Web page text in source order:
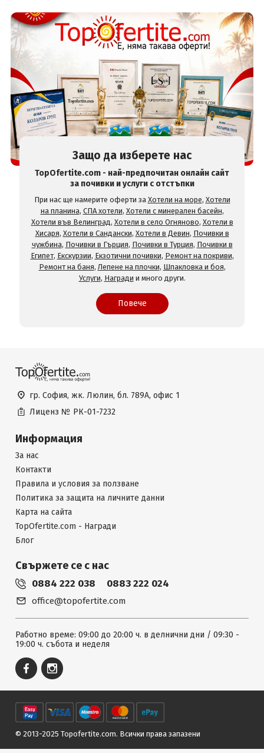
Защо да изберете нас
TopOfertite.com - най-предпочитан онлайн сайт
за почивки и услуги с отстъпки
При нас ще намерите оферти за Хотели на море, Хотели
на планина, СПА хотели, Хотели с минерален басейн,
Хотели във Велинград, Хотели в село Огняново, Хотели в
Хисаря, Хотели в Сандански, Хотели в Девин, Почивки в
чужбина, Почивки в Гърция, Почивки в Турция, Почивки в
Египет, Екскурзии, Екзотични почивки, Ремонт на покриви,
Ремонт на баня, Лепене на плочки, Шпакловка и боя,
Услуги, Награди и много други.
Повече
гр. София, жк. Люлин, бл. 789А, офис 1
Лиценз № РК-01-7232
Информация
За нас
Контакти
Правила и условия за ползване
Политика за защита на личните данни
Карта на сайта
TopOfertite.com - Награди
Блог
Свържете се с нас
0884 222 038 0883 222 024
office@topofertite.com
Работно време: 09:00 до 20:00 ч. в делнични дни / 09:30 -
19:00 ч. събота и неделя
© 2013-2025 Topofertite.com. Всички права запазени